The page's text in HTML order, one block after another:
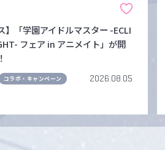
】「学園アイドルマスター -ECLI
フェア in アニメイト」が開
コラボ・キャンペーン 2026.08.05